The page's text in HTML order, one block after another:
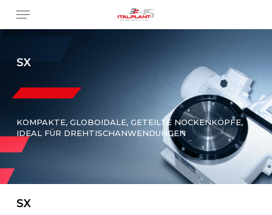
main
Menu
SX
KOMPAKTE, GLOBOIDALE, GETEILTE NOCKENKÖPFE,
IDEAL FÜR DREHTISCHANWENDUNGEN
SX